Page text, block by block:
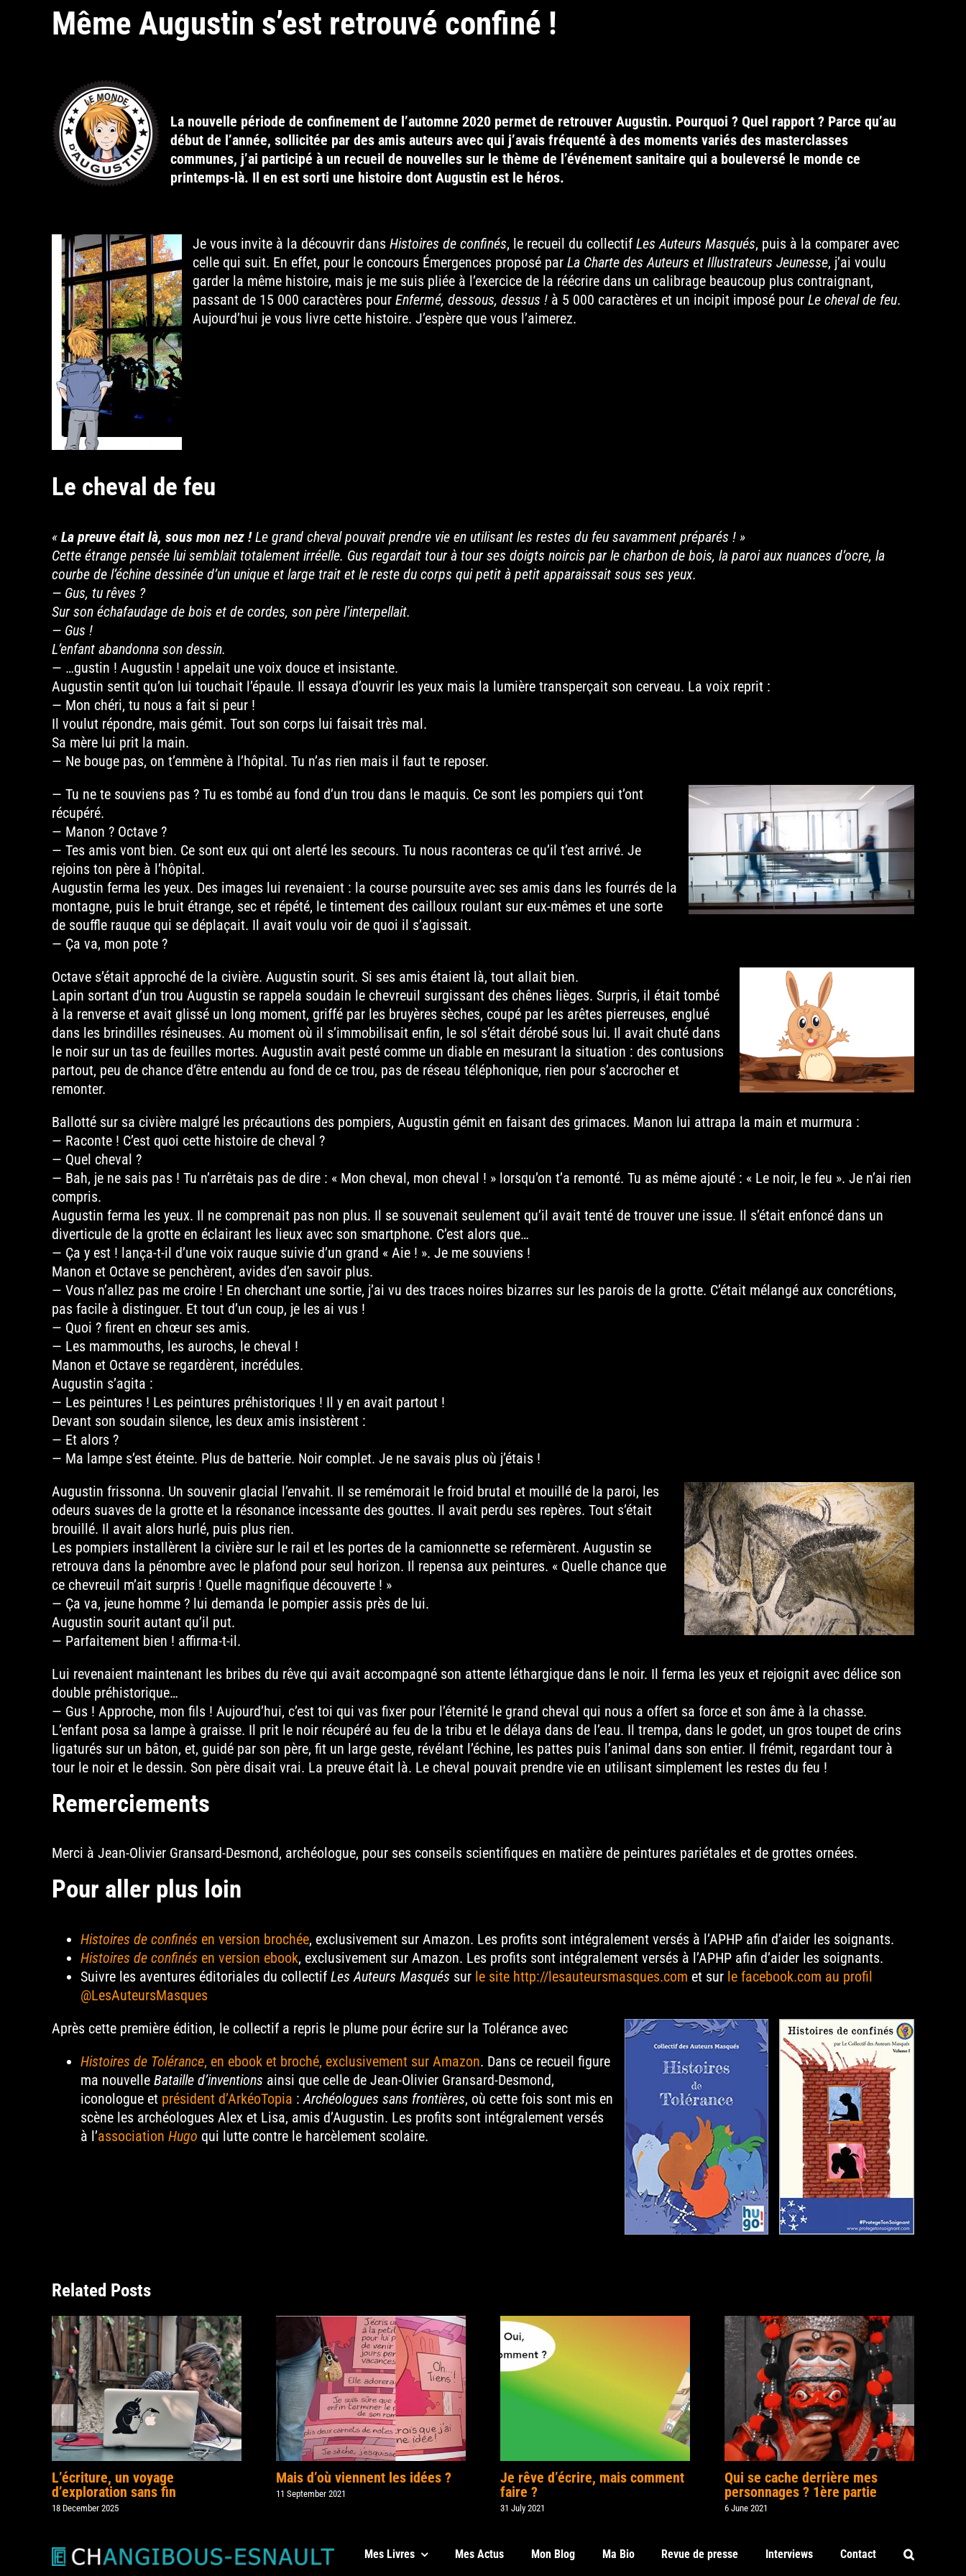
Même Augustin s’est retrouvé confiné !
La nouvelle période de confinement de l’automne 2020 permet de retrouver Augustin. Pourquoi ? Quel rapport ? Parce qu’au
début de l’année, sollicitée par des amis auteurs avec qui j’avais fréquenté à des moments variés des masterclasses
communes, j’ai participé à un recueil de nouvelles sur le thème de l’événement sanitaire qui a bouleversé le monde ce
printemps-là. Il en est sorti une histoire dont Augustin est le héros.
Je vous invite à la découvrir dans Histoires de confinés, le recueil du collectifLes Auteurs Masqués, puis à la comparer avec
celle qui suit. En effet, pour le concours Émergences proposé par La Charte des Auteurs et Illustrateurs Jeunesse, j’ai voulu
garder la même histoire, mais je me suis pliée à l’exercice de la réécrire dans un calibrage beaucoup plus contraignant,
passant de 15 000 caractères pour Enfermé, dessous, dessus !à 5 000 caractères et un incipit imposé pour Le cheval de feu.
Aujourd’hui je vous livre cette histoire. J’espère que vous l’aimerez.
Le cheval de feu
« La preuve était là, sous mon nez !Le grand cheval pouvait prendre vie en utilisant les restes du feu savamment préparés ! »
Cette étrange pensée lui semblait totalement irréelle. Gus regardait tour à tour ses doigts noircis par le charbon de bois, la paroi aux nuances d’ocre, la
courbe de l’échine dessinée d’un unique et large trait et le reste du corps qui petit à petit apparaissait sous ses yeux.
— Gus, tu rêves ?
Sur son échafaudage de bois et de cordes, son père l’interpellait.
— Gus !
L’enfant abandonna son dessin.
— …gustin ! Augustin ! appelait une voix douce et insistante.
Augustin sentit qu’on lui touchait l’épaule. Il essaya d’ouvrir les yeux mais la lumière transperçait son cerveau. La voix reprit :
— Mon chéri, tu nous a fait si peur !
Il voulut répondre, mais gémit. Tout son corps lui faisait très mal.
Sa mère lui prit la main.
— Ne bouge pas, on t’emmène à l’hôpital. Tu n’as rien mais il faut te reposer.
— Tu ne te souviens pas ? Tu es tombé au fond d’un trou dans le maquis. Ce sont les pompiers qui t’ont
récupéré.
— Manon ? Octave ?
— Tes amis vont bien. Ce sont eux qui ont alerté les secours. Tu nous raconteras ce qu’il t’est arrivé. Je
rejoins ton père à l’hôpital.
Augustin ferma les yeux. Des images lui revenaient : la course poursuite avec ses amis dans les fourrés de la
montagne, puis le bruit étrange, sec et répété, le tintement des cailloux roulant sur eux-mêmes et une sorte
de souffle rauque qui se déplaçait. Il avait voulu voir de quoi il s’agissait.
— Ça va, mon pote ?
Octave s’était approché de la civière. Augustin sourit. Si ses amis étaient là, tout allait bien.
Lapin sortant d’un trou Augustin se rappela soudain le chevreuil surgissant des chênes lièges. Surpris, il était tombé
à la renverse et avait glissé un long moment, griffé par les bruyères sèches, coupé par les arêtes pierreuses, englué
dans les brindilles résineuses. Au moment où il s’immobilisait enfin, le sol s’était dérobé sous lui. Il avait chuté dans
le noir sur un tas de feuilles mortes. Augustin avait pesté comme un diable en mesurant la situation : des contusions
partout, peu de chance d’être entendu au fond de ce trou, pas de réseau téléphonique, rien pour s’accrocher et
remonter.
Ballotté sur sa civière malgré les précautions des pompiers, Augustin gémit en faisant des grimaces. Manon lui attrapa la main et murmura :
— Raconte ! C’est quoi cette histoire de cheval ?
— Quel cheval ?
— Bah, je ne sais pas ! Tu n’arrêtais pas de dire : « Mon cheval, mon cheval ! » lorsqu’on t’a remonté. Tu as même ajouté : « Le noir, le feu ». Je n’ai rien
compris.
Augustin ferma les yeux. Il ne comprenait pas non plus. Il se souvenait seulement qu’il avait tenté de trouver une issue. Il s’était enfoncé dans un
diverticule de la grotte en éclairant les lieux avec son smartphone. C’est alors que…
— Ça y est ! lança-t-il d’une voix rauque suivie d’un grand « Aie ! ». Je me souviens !
Manon et Octave se penchèrent, avides d’en savoir plus.
— Vous n’allez pas me croire ! En cherchant une sortie, j’ai vu des traces noires bizarres sur les parois de la grotte. C’était mélangé aux concrétions,
pas facile à distinguer. Et tout d’un coup, je les ai vus !
— Quoi ? firent en chœur ses amis.
— Les mammouths, les aurochs, le cheval !
Manon et Octave se regardèrent, incrédules.
Augustin s’agita :
— Les peintures ! Les peintures préhistoriques ! Il y en avait partout !
Devant son soudain silence, les deux amis insistèrent :
— Et alors ?
— Ma lampe s’est éteinte. Plus de batterie. Noir complet. Je ne savais plus où j’étais !
Augustin frissonna. Un souvenir glacial l’envahit. Il se remémorait le froid brutal et mouillé de la paroi, les
odeurs suaves de la grotte et la résonance incessante des gouttes. Il avait perdu ses repères. Tout s’était
brouillé. Il avait alors hurlé, puis plus rien.
Les pompiers installèrent la civière sur le rail et les portes de la camionnette se refermèrent. Augustin se
retrouva dans la pénombre avec le plafond pour seul horizon. Il repensa aux peintures. « Quelle chance que
ce chevreuil m’ait surpris ! Quelle magnifique découverte ! »
— Ça va, jeune homme ? lui demanda le pompier assis près de lui.
Augustin sourit autant qu’il put.
— Parfaitement bien ! affirma-t-il.
Lui revenaient maintenant les bribes du rêve qui avait accompagné son attente léthargique dans le noir. Il ferma les yeux et rejoignit avec délice son
double préhistorique…
— Gus ! Approche, mon fils ! Aujourd’hui, c’est toi qui vas fixer pour l’éternité le grand cheval qui nous a offert sa force et son âme à la chasse.
L’enfant posa sa lampe à graisse. Il prit le noir récupéré au feu de la tribu et le délaya dans de l’eau. Il trempa, dans le godet, un gros toupet de crins
ligaturés sur un bâton, et, guidé par son père, fit un large geste, révélant l’échine, les pattes puis l’animal dans son entier. Il frémit, regardant tour à
tour le noir et le dessin. Son père disait vrai. La preuve était là. Le cheval pouvait prendre vie en utilisant simplement les restes du feu !
Remerciements
Merci à Jean-Olivier Gransard-Desmond, archéologue, pour ses conseils scientifiques en matière de peintures pariétales et de grottes ornées.
Pour aller plus loin
Histoires de confinés en version brochée, exclusivement sur Amazon. Les profits sont intégralement versés à l’APHP afin d’aider les soignants.
Histoires de confinés en version ebook, exclusivement sur Amazon. Les profits sont intégralement versés à l’APHP afin d’aider les soignants.
Suivre les aventures éditoriales du collectifLes Auteurs Masqués sur le site http://lesauteursmasques.com et sur le facebook.com au profil
@LesAuteursMasques
Après cette première édition, le collectif a repris le plume pour écrire sur la Tolérance avec
Histoires de Tolérance, en ebook et broché, exclusivement sur Amazon. Dans ce recueil figure
ma nouvelle Bataille d’inventions ainsi que celle de Jean-Olivier Gransard-Desmond,
iconologue et président d’ArkéoTopia : Archéologues sans frontières, où cette fois sont mis en
scène les archéologues Alex et Lisa, amis d’Augustin. Les profits sont intégralement versés
à l’association Hugo qui lutte contre le harcèlement scolaire.
Related Posts
L’écriture, un voyage
d’exploration sans fin
18 December 2025
Mais d’où viennent les idées ?
11 September 2021
Je rêve d’écrire, mais comment
faire ?
31 July 2021
Qui se cache derrière mes
personnages ? 1ère partie
6 June 2021
Mes Livres Mes Actus Mon Blog Ma Bio Revue de presse Interviews Contact